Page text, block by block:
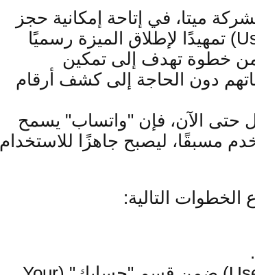
ميتا، في إتاحة إمكانية حجز
تمهيدًا لإطلاق الميزة رسميًا
خطوة تهدف إلى تمكين
دون الحاجة إلى كشف أرقام
حتى الآن، فإن "واتساب" يسمح
مسبقًا، ليصبح جاهزًا للاستخدام
التالية: